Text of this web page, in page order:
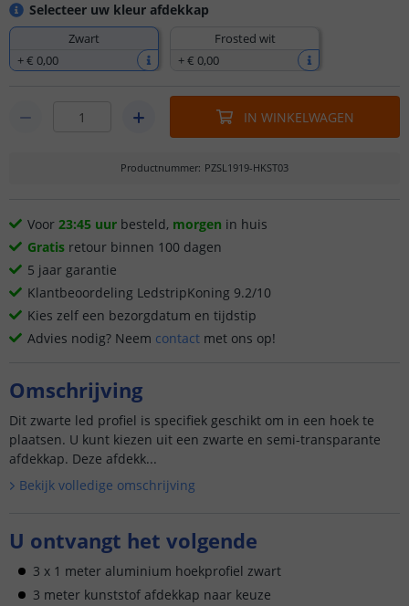
Selecteer uw kleur afdekkap
Zwart
+€ 0,00
Frosted wit
+€ 0,00
IN WINKELWAGEN
Productnummer: PZSL1919-HKST03
Voor 23:45 uur besteld, morgen in huis
Gratis retour binnen 100 dagen
5 jaar garantie
Klantbeoordeling LedstripKoning 9.2/10
Kies zelf een bezorgdatum en tijdstip
Advies nodig? Neem contact met ons op!
Omschrijving
Dit zwarte led profiel is specifiek geschikt om in een hoek te
plaatsen. U kunt kiezen uit een zwarte en semi-transparante
afdekkap. Deze afdekk...
Bekijk volledige omschrijving
U ontvangt het volgende
3 x 1 meter aluminium hoekprofiel zwart
3 meter kunststof afdekkap naar keuze